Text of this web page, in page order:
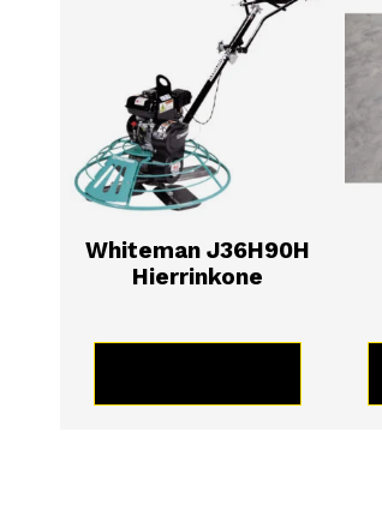
Whiteman J36H90H
Hierrinkone